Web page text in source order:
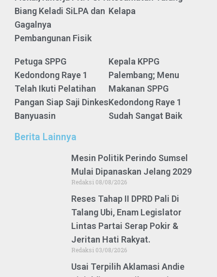
Biang Keladi SiLPA dan
Gagalnya
Pembangunan Fisik
Kelapa
Petuga SPPG
Kedondong Raye 1
Telah Ikuti Pelatihan
Pangan Siap Saji Dinkes
Banyuasin
Kepala KPPG
Palembang; Menu
Makanan SPPG
Kedondong Raye 1
Sudah Sangat Baik
Berita Lainnya
Mesin Politik Perindo Sumsel
Mulai Dipanaskan Jelang 2029
Redaksi 08/08/2026
Reses Tahap II DPRD Pali Di
Talang Ubi, Enam Legislator
Lintas Partai Serap Pokir &
Jeritan Hati Rakyat.
Redaksi 03/08/2026
Usai Terpilih Aklamasi Andie